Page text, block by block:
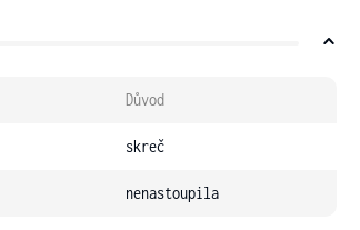
Důvod
skreč
nenastoupila